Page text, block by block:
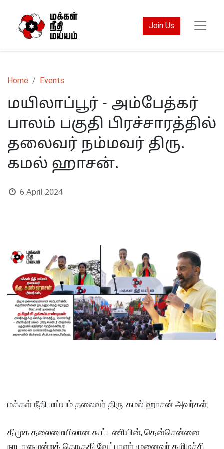
Join Us
Home Events
மயிலாப்பூர் - அம்பேத்கர்
பாலம் பகுதி பிரச்சாரத்தில்
தலைவர் நம்மவர் திரு.
கமல் ஹாசன்.
6 April 2024
மக்கள் நீதி மய்யம் தலைவர் திரு. கமல் ஹாசன் அவர்கள்,
திமுக தலைமையிலான கூட்டணியின், தென்சென்னை
நாடாளுமன்றத் தொகுதி வேட்பாளர் முனைவர் தமிழச்சி